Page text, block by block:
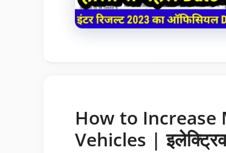
How to Increase
Vehicles |